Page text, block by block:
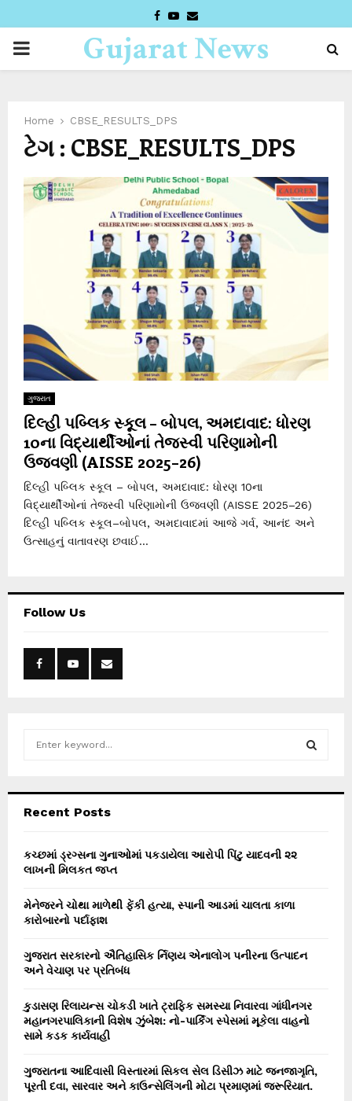
FACEBOOK
YOUTUBE
EMAIL
PRIMARYGujarat News
Home CBSE_RESULTS_DPS
ટેગ : CBSE_RESULTS_DPS
ગુજરાત
દિલ્હી પબ્લિક સ્કૂલ – બોપલ, અમદાવાદ: ધોરણ
10ના વિદ્યાર્થીઓનાં તેજસ્વી પરિણામોની
ઉજવણી (AISSE 2025–26)
દિલ્હી પબ્લિક સ્કૂલ – બોપલ, અમદાવાદ: ધોરણ 10ના
વિદ્યાર્થીઓનાં તેજસ્વી પરિણામોની ઉજવણી (AISSE 2025–26)
દિલ્હી પબ્લિક સ્કૂલ–બોપલ, અમદાવાદમાં આજે ગર્વ, આનંદ અને
ઉત્સાહનું વાતાવરણ છવાઈ...
Follow Us
h
o
r
Recent Posts
કચ્છમાં ડ્રગ્સના ગુનાઓમાં પકડાયેલા આરોપી પિંટુ યાદવની ૨૨
લાખની મિલકત જપ્ત
મેનેજરને ચોથા માળેથી ફેંકી હત્યા, સ્પાની આડમાં ચાલતા કાળા
કારોબારનો પર્દાફાશ
ગુજરાત સરકારનો ઐતિહાસિક ર્નિણય એનાલોગ પનીરના ઉત્પાદન
અને વેચાણ પર પ્રતિબંધ
કુડાસણ રિલાયન્સ ચોકડી ખાતે ટ્રાફિક સમસ્યા નિવારવા ગાંધીનગર
મહાનગરપાલિકાની વિશેષ ઝુંબેશ: નો-પાર્કિંગ સ્પેસમાં મૂકેલા વાહનો
સામે કડક કાર્યવાહી
ગુજરાતના આદિવાસી વિસ્તારમાં સિકલ સેલ ડિસીઝ માટે જનજાગૃતિ,
પૂરતી દવા, સારવાર અને કાઉન્સેલિંગની મોટા પ્રમાણમાં જરૂરિયાત.